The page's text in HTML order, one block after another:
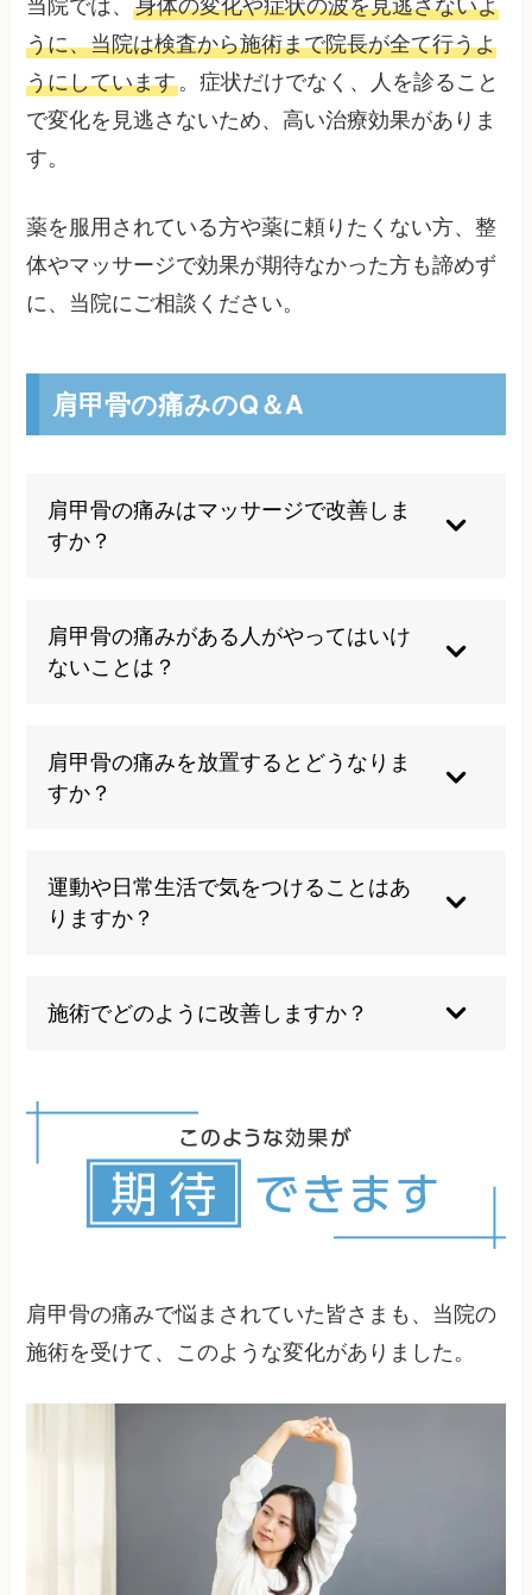
当院では、身体の変化や症状の波を見逃さないよ
うに、当院は検査から施術まで院長が全て行うよ
うにしています。症状だけでなく、人を診ること
で変化を見逃さないため、高い治療効果がありま
す。
薬を服用されている方や薬に頼りたくない方、整
体やマッサージで効果が期待なかった方も諦めず
に、当院にご相談ください。
肩甲骨の痛みのQ＆A
肩甲骨の痛みはマッサージで改善しま
すか？
を促進するため、短期的な痛みの軽減には効果が
あります。しかし、姿勢の問題や脊椎の変位な
ど、根本的な原因が解決されなければ、痛みは再
なく、骨格の問題や姿勢のバランスも含めた総合
的な施術を行うことで、長期的な改善を目指しま
す。
肩甲骨の痛みがある人がやってはいけ
ないことは？
す。また長時間同じ姿勢を続けることも良くあり
ません。痛みを我慢して無理に活動を続けること
は症状を悪化させる可能性があります。自己判断
せる危険性があります。
肩甲骨の痛みを放置するとどうなりま
すか？
の緊張が頚部に広がり、首の痛みや腕のしびれを
引き起こすことがあります。また、肩甲骨周辺の
筋肉が「つるように」強く緊張をすれば、ぎっく
が出る症状に発展する可能性もあります。
運動や日常生活で気をつけることはあ
りますか？
を変えたり、ストレッチを行うことが重要です。
また、睡眠時の枕の高さや硬さも肩甲骨の痛みに
度な運動も大切ですが、痛みがある状態での無理
な運動は避けるべきです。
施術でどのように改善しますか？
関節の可動域を改善させ痛みの原因を取り除きま
す。また、神経や血管への圧迫を軽減することで
しびれやだるさの症状も改善させます。姿勢の改
善も重要な要素です。特に前方頭位や肩の巻き込
みなど、神経や血管を圧迫しやすい姿勢の修正を
行います。そこで重要なのは、詳細な検査です。
常生活での動作パターンを評価します。
肩甲骨の痛みで悩まされていた皆さまも、当院の
施術を受けて、このような変化がありました。